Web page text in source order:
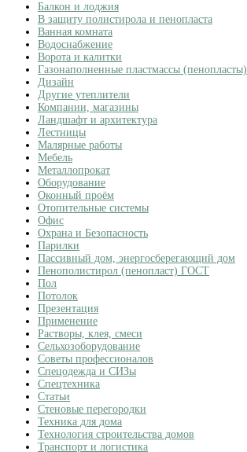
Балкон и лоджия
В защиту полистирола и пенопласта
Ванная комната
Водоснабжение
Ворота и калитки
Газонаполненные пластмассы (пенопласты)
Дизайн
Другие утеплители
Компании, магазины
Ландшафт и архитектура
Лестницы
Малярные работы
Мебель
Металлопрокат
Оборудование
Оконный проём
Отопительные системы
Офис
Охрана и Безопасность
Парилки
Пассивный дом, энергосберегающий дом
Пенополистирол (пенопласт) ГОСТ
Пол
Потолок
Презентация
Применение
Растворы, клея, смеси
Сельхозоборудование
Советы профессионалов
Спецодежда и СИЗы
Спецтехника
Статьи
Стеновые перегородки
Техника для дома
Технология строительства домов
Транспорт и логистика